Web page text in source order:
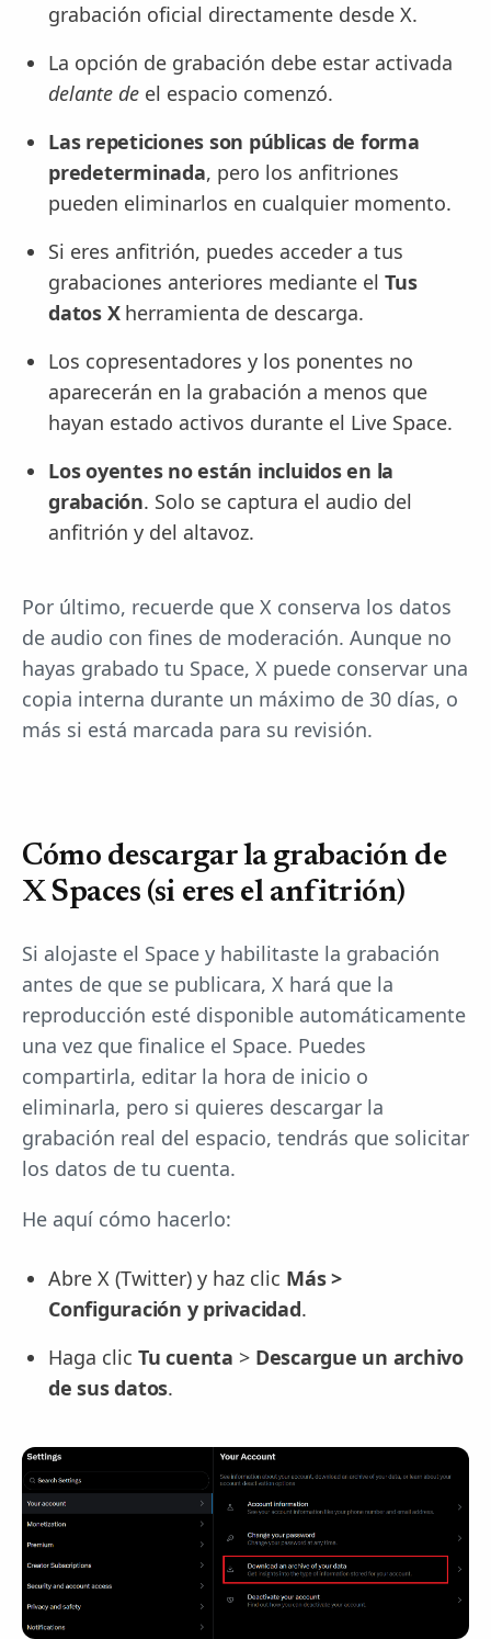
grabación oficial directamente desde X.
La opción de grabación debe estar activada
delante de el espacio comenzó.
Las repeticiones son públicas de forma
predeterminada, pero los anfitriones
pueden eliminarlos en cualquier momento.
Si eres anfitrión, puedes acceder a tus
grabaciones anteriores mediante el Tus
datos Xherramienta de descarga.
Los copresentadores y los ponentes no
aparecerán en la grabación a menos que
hayan estado activos durante el Live Space.
Los oyentes no están incluidos en la
grabación. Solo se captura el audio del
anfitrión y del altavoz.
Por último, recuerde que X conserva los datos
de audio con fines de moderación. Aunque no
hayas grabado tu Space, X puede conservar una
copia interna durante un máximo de 30 días, o
más si está marcada para su revisión.
Cómo descargar la grabación de
X Spaces (si eres el anfitrión)
Si alojaste el Space y habilitaste la grabación
antes de que se publicara, X hará que la
reproducción esté disponible automáticamente
una vez que finalice el Space. Puedes
compartirla, editar la hora de inicio o
eliminarla, pero si quieres descargar la
grabación real del espacio, tendrás que solicitar
los datos de tu cuenta.
He aquí cómo hacerlo:
Abre X (Twitter) y haz clic Más >
Configuración y privacidad.
Haga clic Tu cuenta > Descargue un archivo
de sus datos.